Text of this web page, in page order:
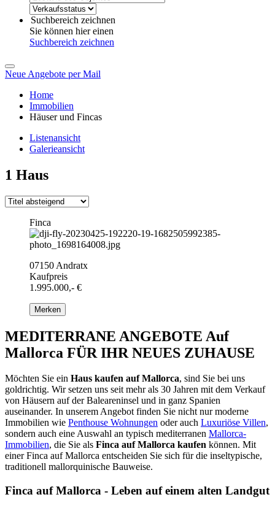
Suchbereich zeichnen
Sie können hier einen
Suchbereich zeichnen
Neue Angebote per Mail
Home
Immobilien
Häuser und Fincas
Listenansicht
Galerieansicht
1 Haus
Finca
07150 Andratx
Kaufpreis
1.995.000,- €
Merken
MEDITERRANE ANGEBOTE Auf
Mallorca FÜR IHR NEUES ZUHAUSE
Möchten Sie ein Haus kaufen auf Mallorca, sind Sie bei uns
goldrichtig. Wir setzen uns seit mehr als 30 Jahren mit dem Verkauf
von Häusern auf der Baleareninsel und in ganz Spanien
auseinander. In unserem Angebot finden Sie nicht nur moderne
Immobilien wie Penthouse Wohnungen oder auch Luxuriöse Villen,
sondern auch eine Auswahl an typisch mediterranen Mallorca-
Immobilien, die Sie als Finca auf Mallorca kaufen können. Mit
einer Finca auf Mallorca entscheiden Sie sich für die inseltypische,
traditionell mallorquinische Bauweise.
Finca auf Mallorca - Leben auf einem alten Landgut